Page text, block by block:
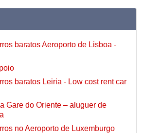
baratos Aeroporto de Lisboa -
baratos Leiria - Low cost rent car
Gare do Oriente – aluguer de
no Aeroporto de Luxemburgo